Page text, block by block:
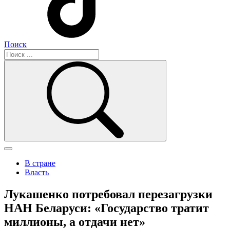
Поиск
В стране
Власть
Лукашенко потребовал перезагрузки
НАН Беларуси: «Государство тратит
миллионы, а отдачи нет»